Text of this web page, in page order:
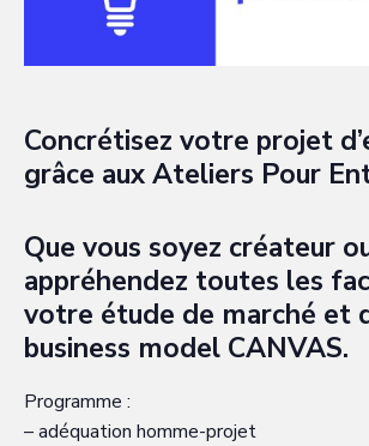
Concrétisez votre projet
grâce aux Ateliers Pour
Que vous soyez créateur
appréhendez toutes les
votre étude de marché et
business model CANVAS.
Programme :
– adéquation homme-projet